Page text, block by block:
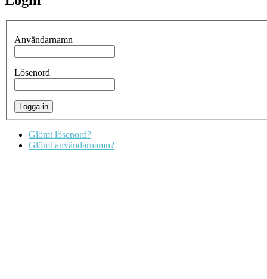
Användarnamn
Lösenord
Glömt lösenord?
Glömt användarnamn?